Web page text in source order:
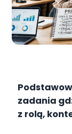
zadania
z rolą,